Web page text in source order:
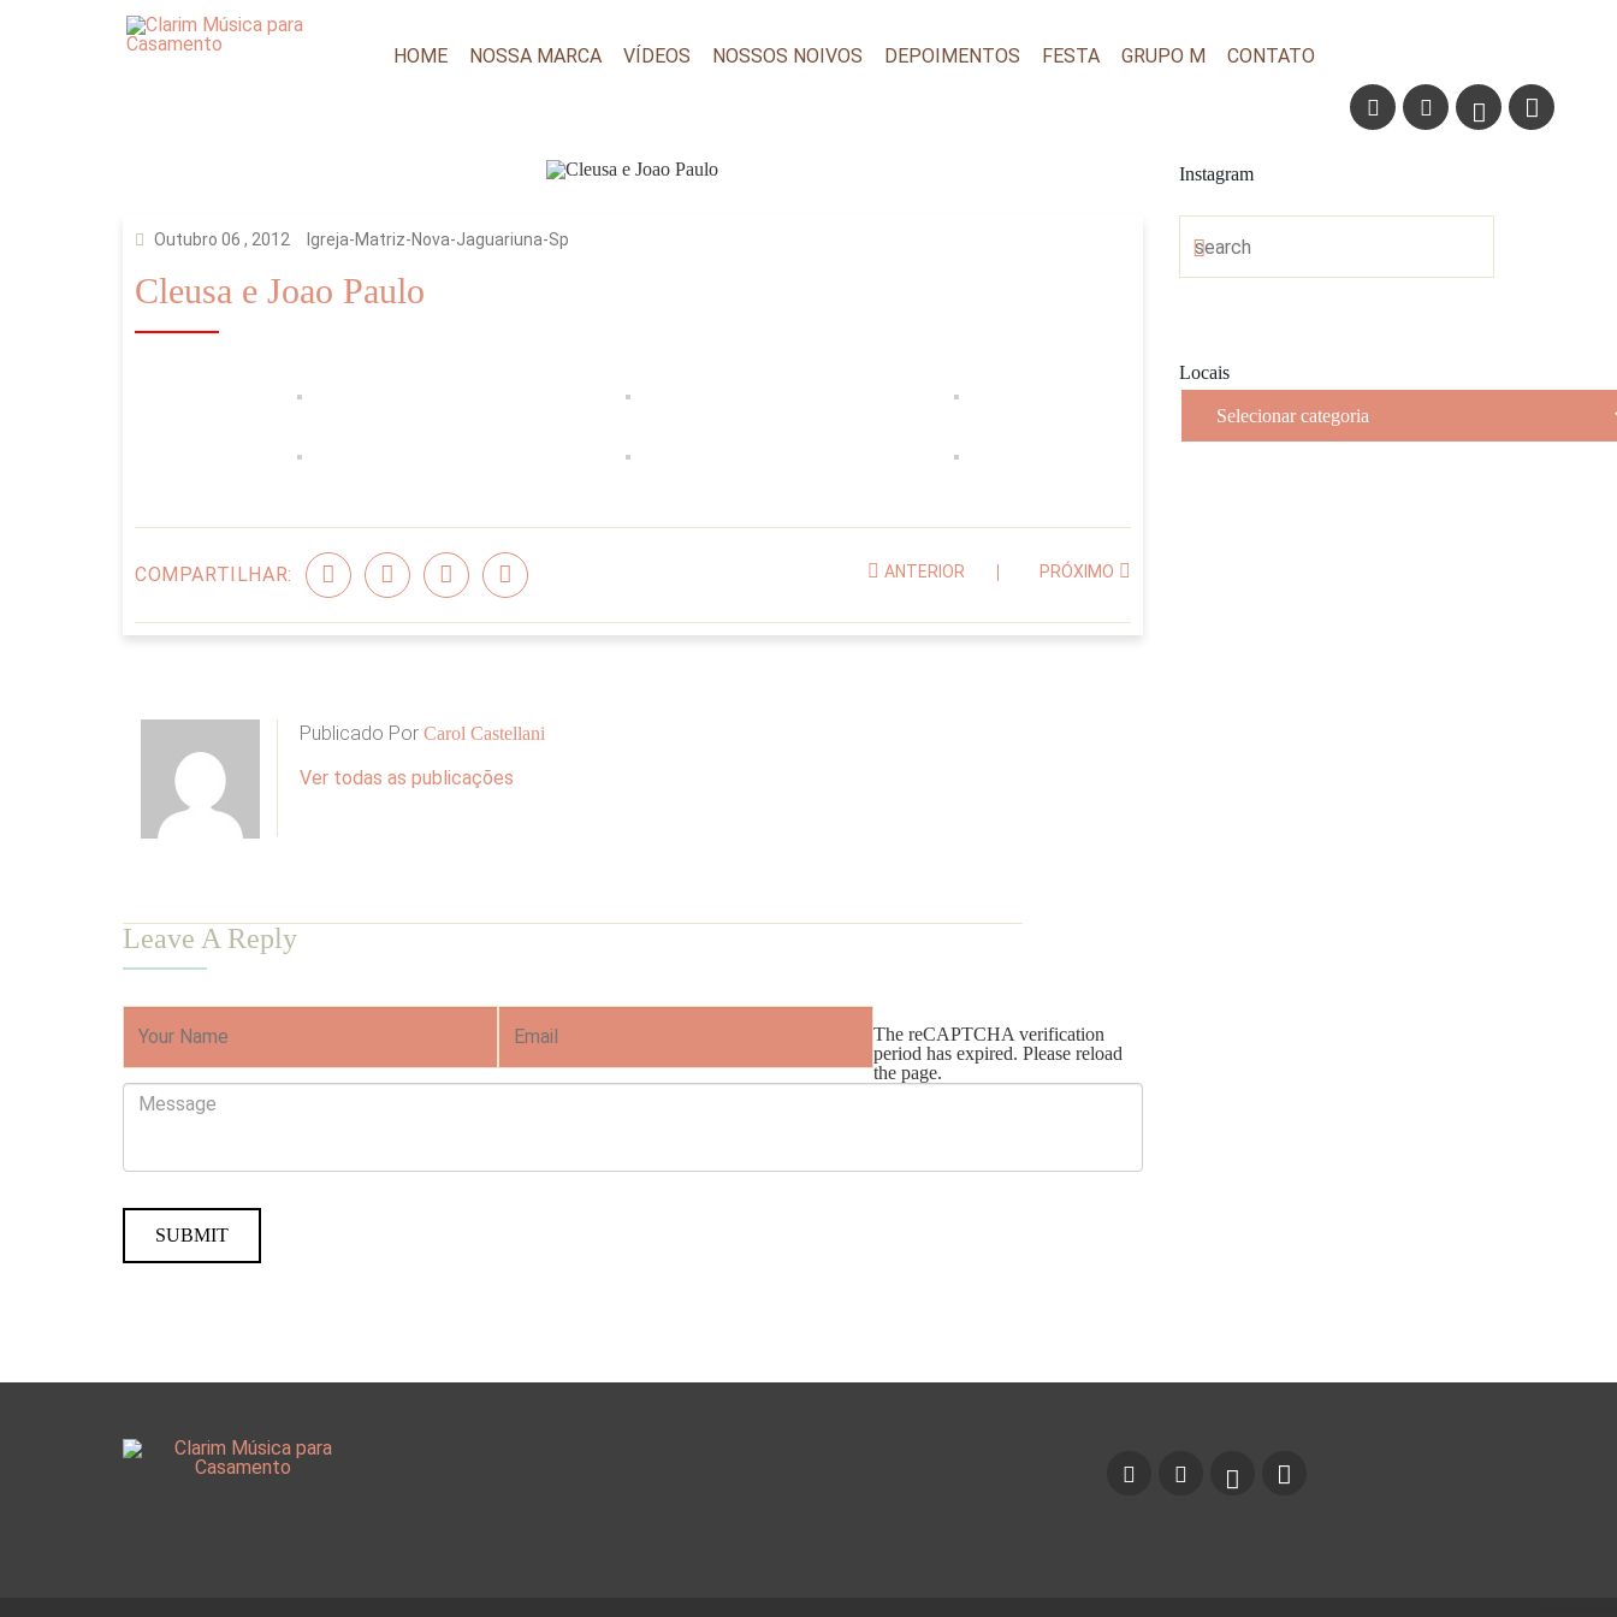
HOME NOSSA MARCA VÍDEOS NOSSOS NOIVOS DEPOIMENTOS FESTA GRUPO M CONTATO
Outubro 06 , 2012 Igreja-Matriz-Nova-Jaguariuna-Sp
Cleusa e Joao Paulo
COMPARTILHAR: ANTERIOR PRÓXIMO
Publicado Por Carol Castellani
Ver todas as publicações
Leave A Reply
The reCAPTCHA verification
period has expired. Please reload
the page.
Instagram
Locais
Locais